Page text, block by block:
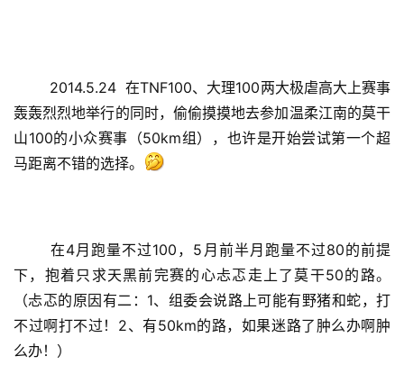
轰轰烈烈地举行的同时，偷偷摸摸地去参加温柔江南的莫干
山100的小众赛事（50km组），也许是开始尝试第一个超
马距离不错的选择。
	在4月跑量不过100，5月前半月跑量不过80的前提
下，抱着只求天黑前完赛的心忐忑走上了莫干50的路。
（忐忑的原因有二：1、组委会说路上可能有野猪和蛇，打
不过啊打不过！2、有50km的路，如果迷路了肿么办啊肿
么办！）